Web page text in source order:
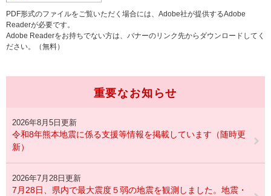
PDF形式のファイルをご覧いただく場合には、Adobe社が提供するAdobe
Readerが必要です。
Adobe Readerをお持ちでない方は、バナーのリンク先からダウンロードしてく
ださい。（無料）
重要なお知らせ
2026年8月5日更新
令和8年熊本地震に係る支援等情報を掲載しています（随時更
新）
2026年7月28日更新
7月28日、県内で最大震度５弱の地震を観測しました。地震・